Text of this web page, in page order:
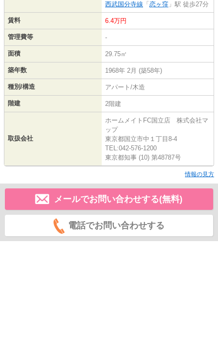
西武国分寺線 「 恋ヶ窪 」駅 徒歩27分
賃料 6.4万円
管理費等 -
面積 29.75㎡
築年数 1968年 2月 (築58年)
種別/構造 アパート/木造
階建 2階建
取扱会社
ホームメイトFC国立店 株式会社マ
ップ
東京都国立市中１丁目8-4
TEL:042-576-1200
東京都知事 (10) 第48787号
情報の見方
メールでお問い合わせする(無料)
電話でお問い合わせする